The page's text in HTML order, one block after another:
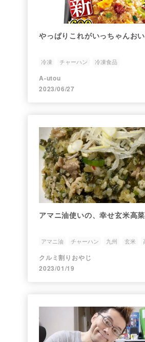
やっぱりこれがいっちゃんおい
冷凍 チャーハン 冷凍食品
A-utou
2023/06/27
アマニ油使いの、幸せ玄米高菜
アマニ油 チャーハン 九州 玄米
クルミ割りおやじ
2023/01/19